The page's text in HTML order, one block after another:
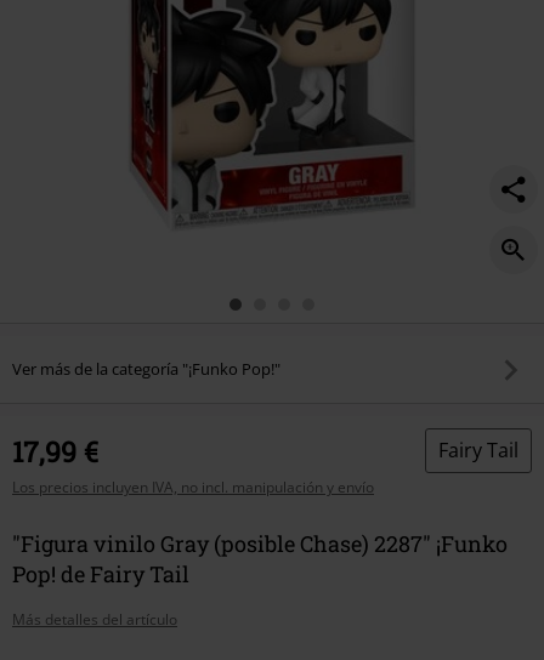
Ver más de la categoría "¡Funko Pop!"
17,99 €
Los precios incluyen IVA, no incl. manipulación y envío
Fairy Tail
"Figura vinilo Gray (posible Chase) 2287" ¡Funko
Pop! de Fairy Tail
Más detalles del artículo